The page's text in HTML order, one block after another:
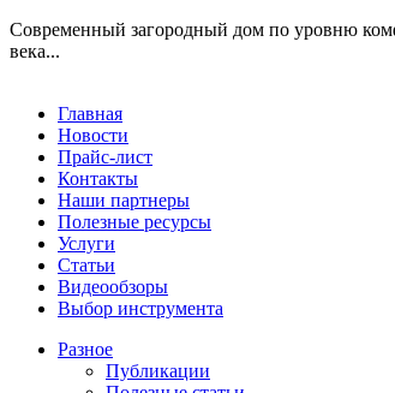
Современный загородный дом по уровню
века...
Главная
Новости
Прайс-лист
Контакты
Наши партнеры
Полезные ресурсы
Услуги
Статьи
Видеообзоры
Выбор инструмента
Разное
Публикации